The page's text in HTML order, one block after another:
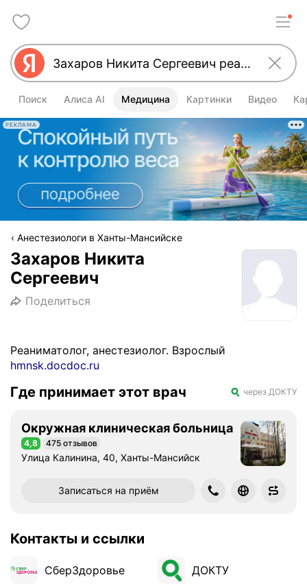
Поиск Алиса AI Медицина Картинки Видео
РЕКЛАМА
Анестезиологи в Ханты-Мансийске
Захаров Никита
Сергеевич
Поделиться
Реаниматолог, анестезиолог. Взрослый
hmnsk.docdoc.ru
Где принимает этот врач через ДОКТУ
Окружная клиническая больница
Рейтинг 4,8 из 5
4,8 475 отзывов
Улица Калинина, 40, Ханты-Мансийск
Записаться на приём
Контакты и ссылки
СберЗдоровье ДОКТУ